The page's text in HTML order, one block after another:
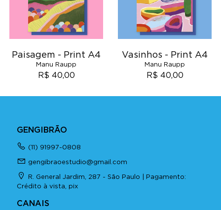
Paisagem - Print A4
Manu Raupp
R$ 40,00
Vasinhos - Print A4
Manu Raupp
R$ 40,00
GENGIBRÃO
(11) 91997-0808
gengibraoestudio@gmail.com
R. General Jardim, 287 - São Paulo | Pagamento:
Crédito à vista, pix
CANAIS